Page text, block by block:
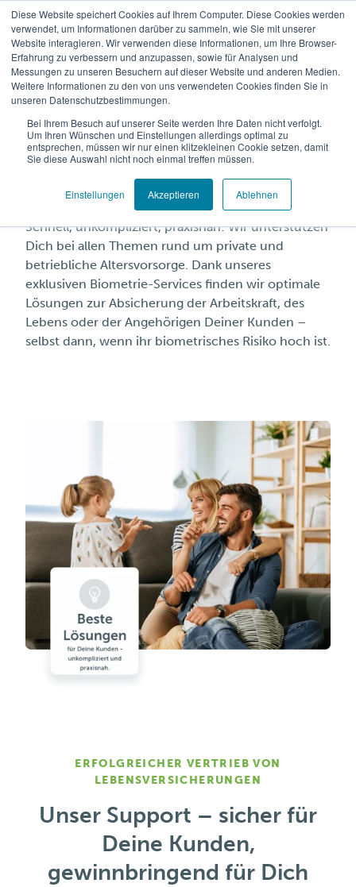
Diese Website speichert Cookies auf Ihrem Computer. Diese Cookies werden
verwendet, um Informationen darüber zu sammeln, wie Sie mit unserer
Website interagieren. Wir verwenden diese Informationen, um Ihre Browser-
Erfahrung zu verbessern und anzupassen, sowie für Analysen und
Messungen zu unseren Besuchern auf dieser Website und anderen Medien.
Weitere Informationen zu den von uns verwendeten Cookies finden Sie in
unseren Datenschutzbestimmungen.
Bei Ihrem Besuch auf unserer Seite werden Ihre Daten nicht verfolgt.
Um Ihren Wünschen und Einstellungen allerdings optimal zu
entsprechen, müssen wir nur einen klitzekleinen Cookie setzen, damit
Sie diese Auswahl nicht noch einmal treffen müssen.
Einstellungen Akzeptieren Ablehnen
Versicherungen fürs
Leben: Dein Plus für
Deine Kunden
Schnell, unkompliziert, praxisnah: Wir unterstützen
Dich bei allen Themen rund um private und
betriebliche Altersvorsorge. Dank unseres
exklusiven Biometrie-Services finden wir optimale
Lösungen zur Absicherung der Arbeitskraft, des
Lebens oder der Angehörigen Deiner Kunden –
selbst dann, wenn ihr biometrisches Risiko hoch ist.
ERFOLGREICHER VERTRIEB VON
LEBENSVERSICHERUNGEN
Unser Support – sicher für
Deine Kunden,
gewinnbringend für Dich